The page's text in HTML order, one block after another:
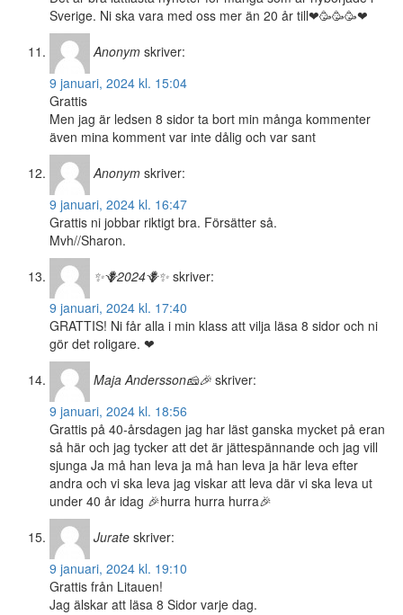
Sverige. Ni ska vara med oss mer än 20 år till❤🥳🥳🥳❤
Anonym skriver:
9 januari, 2024 kl. 15:04
Grattis
Men jag är ledsen 8 sidor ta bort min många kommenter
även mina komment var inte dålig och var sant
Anonym skriver:
9 januari, 2024 kl. 16:47
Grattis ni jobbar riktigt bra. Försätter så.
Mvh//Sharon.
✨🪻2024🪻✨ skriver:
9 januari, 2024 kl. 17:40
GRATTIS! Ni får alla i min klass att vilja läsa 8 sidor och ni
gör det roligare. ❤
Maja Andersson🧀🎉 skriver:
9 januari, 2024 kl. 18:56
Grattis på 40-årsdagen jag har läst ganska mycket på eran
så här och jag tycker att det är jättespännande och jag vill
sjunga Ja må han leva ja må han leva ja här leva efter
andra och vi ska leva jag viskar att leva där vi ska leva ut
under 40 år idag 🎉hurra hurra hurra🎉
Jurate skriver:
9 januari, 2024 kl. 19:10
Grattis från Litauen!
Jag älskar att läsa 8 Sidor varje dag.